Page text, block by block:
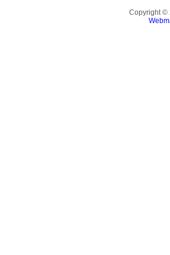
Copyright ©